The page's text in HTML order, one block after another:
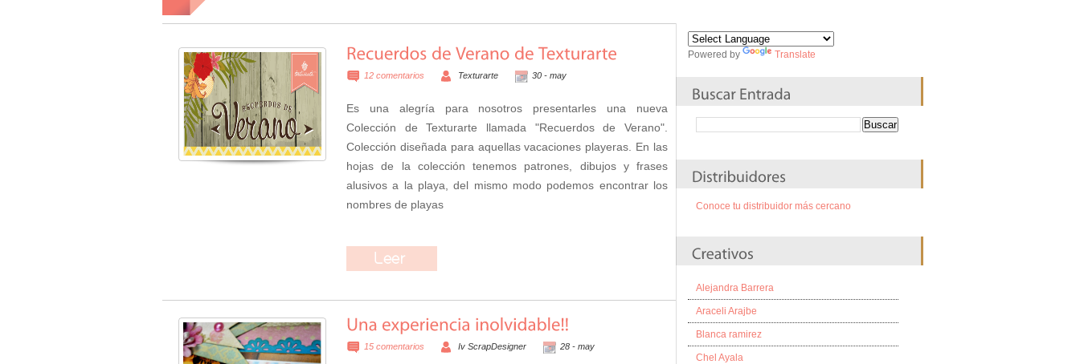
12 comentarios Texturarte 30 - may
Es una alegría para nosotros presentarles una nueva
Colección de Texturarte llamada "Recuerdos de Verano".
Colección diseñada para aquellas vacaciones playeras. En las
hojas de la colección tenemos patrones, dibujos y frases
alusivos a la playa, del mismo modo podemos encontrar los
nombres de playas
15 comentarios Iv ScrapDesigner 28 - may
Powered by Translate
Conoce tu distribuidor más cercano
Alejandra Barrera
Araceli Arajbe
Blanca ramirez
Chel Ayala